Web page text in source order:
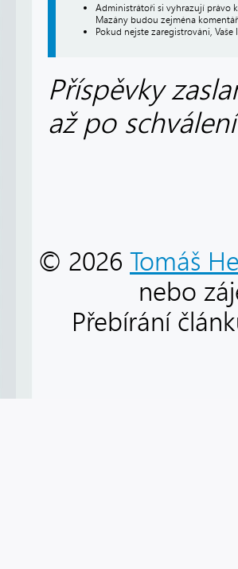
Administrátoři si vyhrazují právo
Mazány budou zejména
Pokud nejste zaregistrováni,
Příspěvky
až po
© 2026 Tomáš
nebo
Přebírání